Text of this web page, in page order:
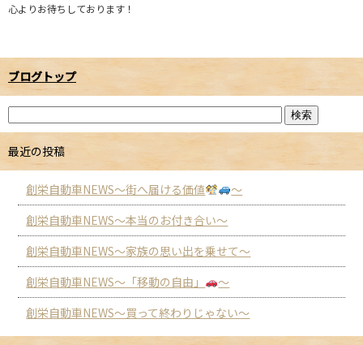
心よりお待ちしております！
ブログトップ
最近の投稿
創栄自動車NEWS～街へ届ける価値
～
創栄自動車NEWS～本当のお付き合い～
創栄自動車NEWS～家族の思い出を乗せて～
創栄自動車NEWS～「移動の自由」
～
創栄自動車NEWS～買って終わりじゃない～